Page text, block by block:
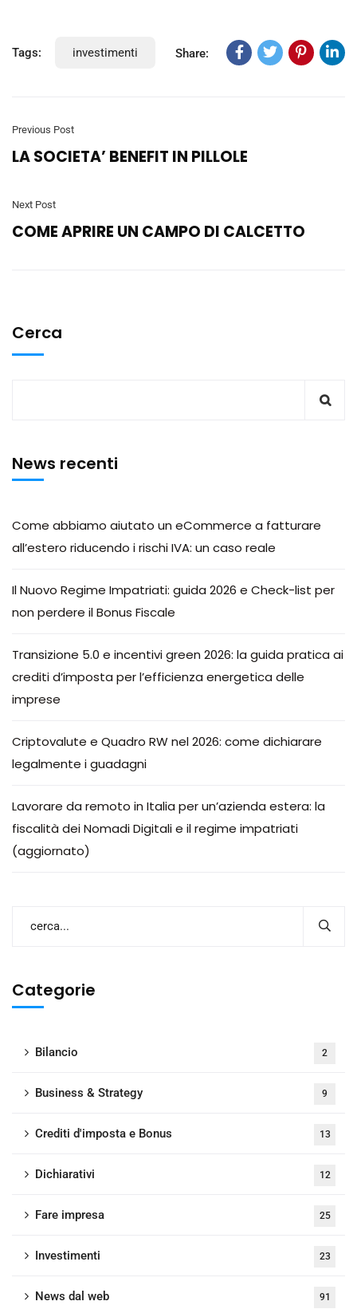
Tags: investimenti Share:
Previous Post
LA SOCIETA’ BENEFIT IN PILLOLE
Next Post
COME APRIRE UN CAMPO DI CALCETTO
Cerca
News recenti
Come abbiamo aiutato un eCommerce a fatturare
all’estero riducendo i rischi IVA: un caso reale
Il Nuovo Regime Impatriati: guida 2026 e Check-list per
non perdere il Bonus Fiscale
Transizione 5.0 e incentivi green 2026: la guida pratica ai
crediti d’imposta per l’efficienza energetica delle
imprese
Criptovalute e Quadro RW nel 2026: come dichiarare
legalmente i guadagni
Lavorare da remoto in Italia per un’azienda estera: la
fiscalità dei Nomadi Digitali e il regime impatriati
(aggiornato)
Categorie
Bilancio 2
Business & Strategy 9
Crediti d'imposta e Bonus 13
Dichiarativi 12
Fare impresa 25
Investimenti 23
News dal web 91